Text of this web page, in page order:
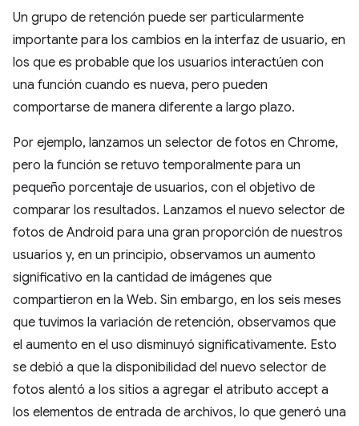
Un grupo de retención puede ser particularmente
importante para los cambios en la interfaz de usuario, en
los que es probable que los usuarios interactúen con
una función cuando es nueva, pero pueden
comportarse de manera diferente a largo plazo.
Por ejemplo, lanzamos un selector de fotos en Chrome,
pero la función se retuvo temporalmente para un
pequeño porcentaje de usuarios, con el objetivo de
comparar los resultados. Lanzamos el nuevo selector de
fotos de Android para una gran proporción de nuestros
usuarios y, en un principio, observamos un aumento
significativo en la cantidad de imágenes que
compartieron en la Web. Sin embargo, en los seis meses
que tuvimos la variación de retención, observamos que
el aumento en el uso disminuyó significativamente. Esto
se debió a que la disponibilidad del nuevo selector de
fotos alentó a los sitios a agregar el atributo accept a
los elementos de entrada de archivos, lo que generó una